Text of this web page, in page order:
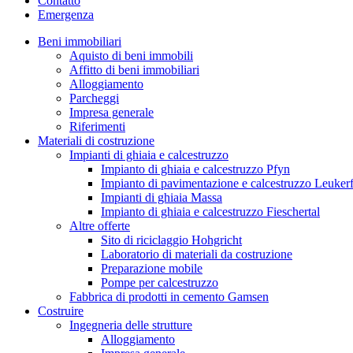
Emergenza
Beni immobiliari
Aquisto di beni immobili
Affitto di beni immobiliari
Alloggiamento
Parcheggi
Impresa generale
Riferimenti
Materiali di costruzione
Impianti di ghiaia e calcestruzzo
Impianto di ghiaia e calcestruzzo Pfyn
Impianto di pavimentazione e calcestruzzo
Impianti di ghiaia Massa
Impianto di ghiaia e calcestruzzo Fieschertal
Altre offerte
Sito di riciclaggio Hohgricht
Laboratorio di materiali da costruzione
Preparazione mobile
Pompe per calcestruzzo
Fabbrica di prodotti in cemento Gamsen
Costruire
Ingegneria delle strutture
Alloggiamento